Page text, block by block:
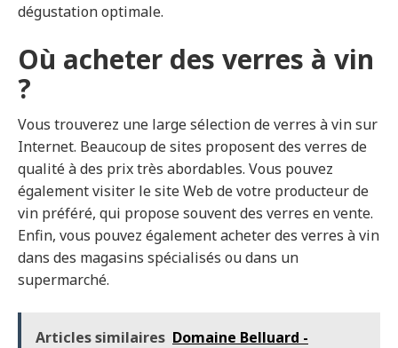
dégustation optimale.
Où acheter des verres à vin
?
Vous trouverez une large sélection de verres à vin sur
Internet. Beaucoup de sites proposent des verres de
qualité à des prix très abordables. Vous pouvez
également visiter le site Web de votre producteur de
vin préféré, qui propose souvent des verres en vente.
Enfin, vous pouvez également acheter des verres à vin
dans des magasins spécialisés ou dans un
supermarché.
Articles similaires Domaine Belluard -